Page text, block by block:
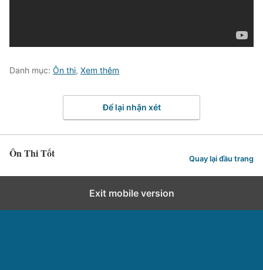
Danh mục: Ôn thi, Xem thêm
Để lại nhận xét
Ôn Thi Tốt Quay lại đầu trang
Exit mobile version